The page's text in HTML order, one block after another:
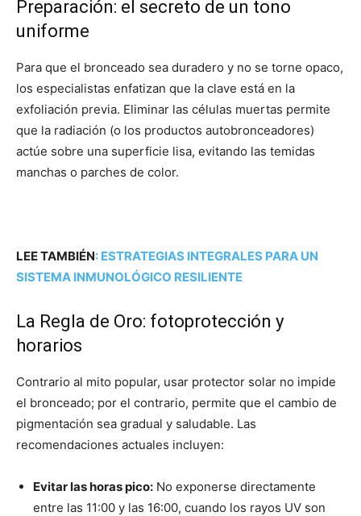
Preparación: el secreto de un tono
uniforme
Para que el bronceado sea duradero y no se torne opaco,
los especialistas enfatizan que la clave está en la
exfoliación previa. Eliminar las células muertas permite
que la radiación (o los productos autobronceadores)
actúe sobre una superficie lisa, evitando las temidas
manchas o parches de color.
LEE TAMBIÉN: ESTRATEGIAS INTEGRALES PARA UN
SISTEMA INMUNOLÓGICO RESILIENTE
La Regla de Oro: fotoprotección y
horarios
Contrario al mito popular, usar protector solar no impide
el bronceado; por el contrario, permite que el cambio de
pigmentación sea gradual y saludable. Las
recomendaciones actuales incluyen:
Evitar las horas pico: No exponerse directamente
entre las 11:00 y las 16:00, cuando los rayos UV son